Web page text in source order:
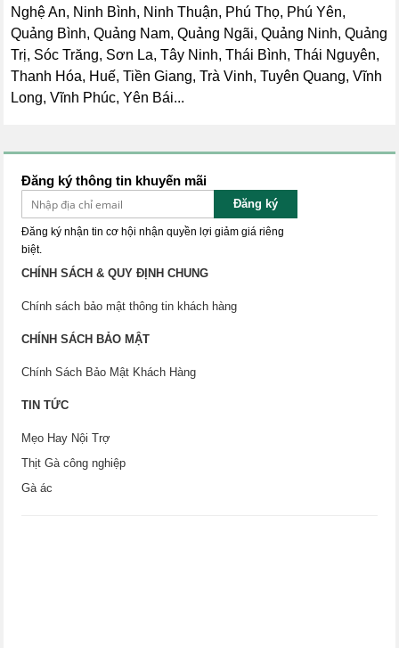
Nghệ An, Ninh Bình, Ninh Thuận, Phú Thọ, Phú Yên,
Quảng Bình, Quảng Nam, Quảng Ngãi, Quảng Ninh, Quảng
Trị, Sóc Trăng, Sơn La, Tây Ninh, Thái Bình, Thái Nguyên,
Thanh Hóa, Huế, Tiền Giang, Trà Vinh, Tuyên Quang, Vĩnh
Long, Vĩnh Phúc, Yên Bái...
Đăng ký thông tin khuyến mãi
Đăng ký
Đăng ký nhận tin cơ hội nhận quyền lợi giảm giá riêng
biệt.
CHÍNH SÁCH & QUY ĐỊNH CHUNG
Chính sách bảo mật thông tin khách hàng
CHÍNH SÁCH BẢO MẬT
Chính Sách Bảo Mật Khách Hàng
TIN TỨC
Mẹo Hay Nội Trợ
Thịt Gà công nghiệp
Gà ác